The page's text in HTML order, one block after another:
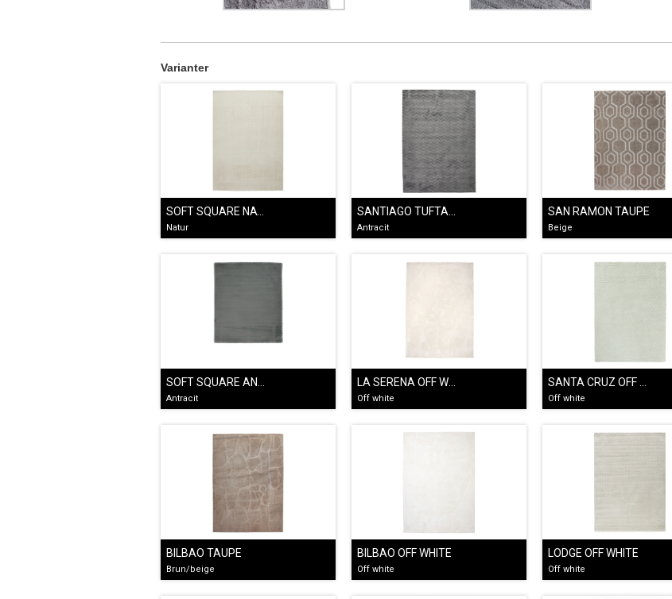
Varianter
Natur Antracit
SAN RAMON TAUPE
Beige
Antracit Off white Off white
BILBAO TAUPE
Brun/beige
BILBAO OFF WHITE
Off white
LODGE OFF WHITE
Off white